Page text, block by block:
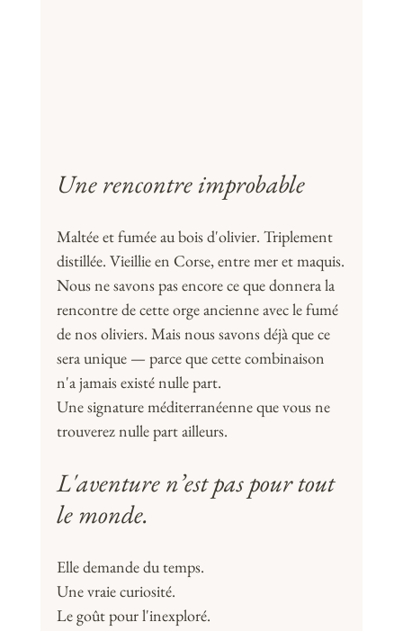
Une rencontre improbable
Maltée et fumée au bois d'olivier. Triplement
distillée. Vieillie en Corse, entre mer et maquis.
Nous ne savons pas encore ce que donnera la
rencontre de cette orge ancienne avec le fumé
de nos oliviers. Mais nous savons déjà que ce
sera unique — parce que cette combinaison
n'a jamais existé nulle part.
Une signature méditerranéenne que vous ne
trouverez nulle part ailleurs.
L'aventure n’est pas pour tout
le monde.
Elle demande du temps.
Une vraie curiosité.
Le goût pour l'inexploré.